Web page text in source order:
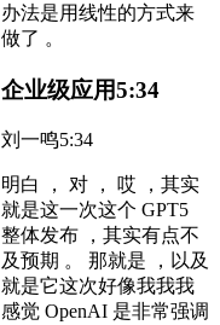
办法是用线性的方式来
做了 。
企业级应用5:34
刘一鸣5:34
明白 ， 对 ， 哎 ，其实
就是这一次这个 GPT5
整体发布 ，其实有点不
及预期 。 那就是 ，以及
就是它这次好像我我我
感觉 OpenAI 是非常强调